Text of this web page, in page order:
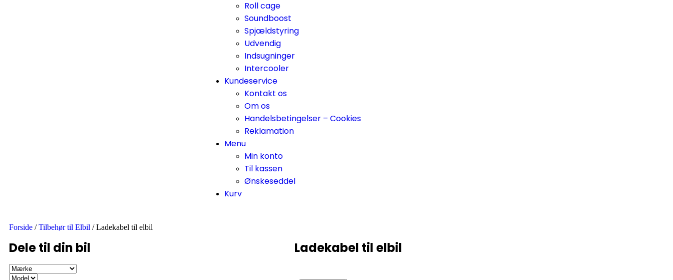
Roll cage
Soundboost
Spjældstyring
Udvendig
Indsugninger
Intercooler
Kundeservice
Kontakt os
Om os
Handelsbetingelser – Cookies
Reklamation
Menu
Min konto
Til kassen
Ønskeseddel
Kurv
Forside /Tilbehør til Elbil / Ladekabel til elbil
Dele til din bil Ladekabel til elbil